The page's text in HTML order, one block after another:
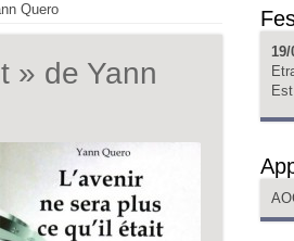
Quero
» de Yann
19/
Est